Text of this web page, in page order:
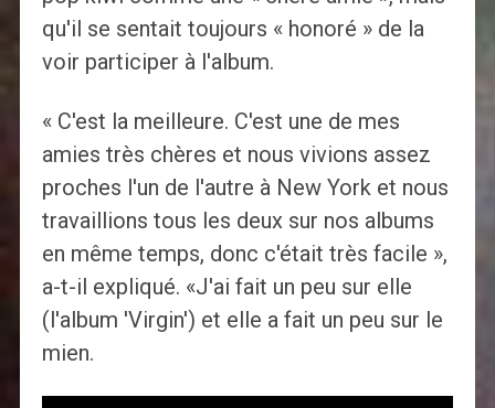
qu'il se sentait toujours « honoré » de la
voir participer à l'album.
« C'est la meilleure. C'est une de mes
amies très chères et nous vivions assez
proches l'un de l'autre à New York et nous
travaillions tous les deux sur nos albums
en même temps, donc c'était très facile »,
a-t-il expliqué. «J'ai fait un peu sur elle
(l'album 'Virgin') et elle a fait un peu sur le
mien.